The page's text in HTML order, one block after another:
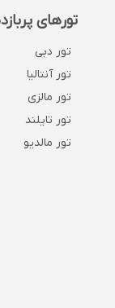
تورهای
تور دبی
تور آنتالیا
تور مالزی
تور تایلند
تور مالدیو